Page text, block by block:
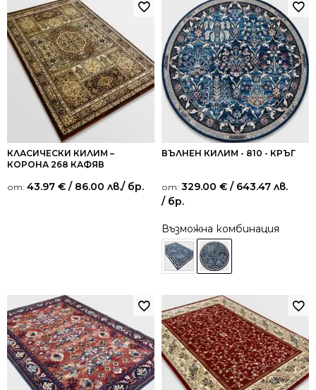
КЛАСИЧЕСКИ КИЛИМ –
КОРОНА 268 КАФЯВ
от: 43.97 € / 86.00 лв./ бр.
ВЪЛНЕН КИЛИМ - 810 - КРЪГ
от: 329.00 € / 643.47 лв.
/ бр.
Възможна комбинация